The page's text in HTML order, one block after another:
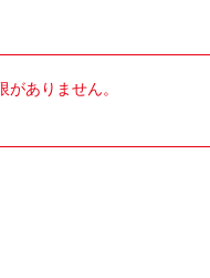
ありません。